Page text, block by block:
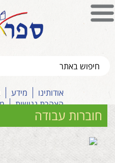
אודותינו מידע
הצהרת נגישות
חוברות עבודה